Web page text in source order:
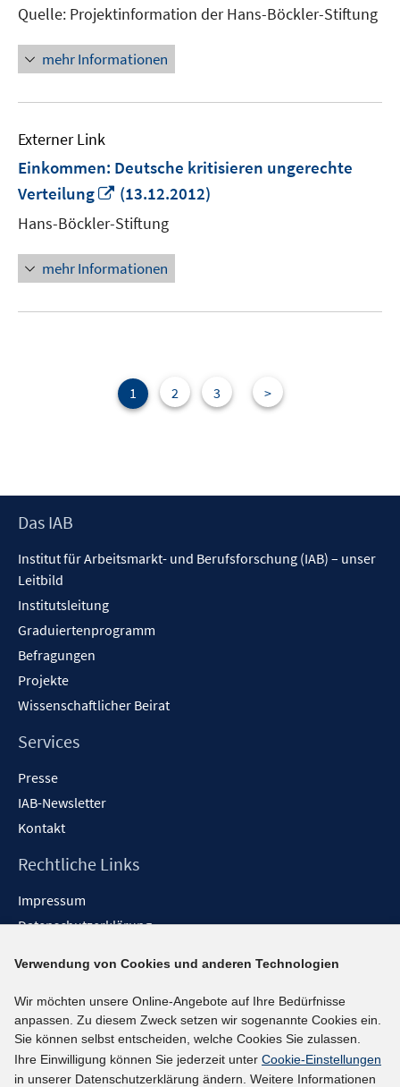
Quelle: Projektinformation der Hans-Böckler-Stiftung
mehr Informationen
Externer Link
Einkommen: Deutsche kritisieren ungerechte
Verteilung
In
neuem
Fenster
öffnen
(13.12.2012)
Hans-Böckler-Stiftung
mehr Informationen
1 2 3 >
Footer
Das IAB
Institut für Arbeitsmarkt- und Berufsforschung (IAB) – unser
Leitbild
Institutsleitung
Graduiertenprogramm
Befragungen
Projekte
Wissenschaftlicher Beirat
Services
Presse
IAB-Newsletter
Kontakt
Rechtliche Links
Impressum
Datenschutzerklärung
Barrieren melden
Social-Media-Kanäle
BlueSky
YouTube
Verwendung von Cookies und anderen Technologien
Wir möchten unsere Online-Angebote auf Ihre Bedürfnisse
anpassen. Zu diesem Zweck setzen wir sogenannte Cookies ein.
Sie können selbst entscheiden, welche Cookies Sie zulassen.
Ihre Einwilligung können Sie jederzeit unter Cookie-Einstellungen
in unserer Datenschutzerklärung ändern. Weitere Informationen